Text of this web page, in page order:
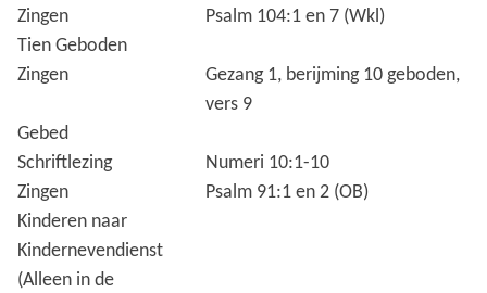
Zingen
Psalm 104:1 en 7 (Wkl)
Tien Geboden
Zingen
Gezang 1, berijming 10 geboden,
vers 9
Gebed
Schriftlezing
Numeri 10:1-10
Zingen
Psalm 91:1 en 2 (OB)
Kinderen naar
Kindernevendienst
(Alleen in de